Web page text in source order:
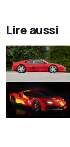
Lire aussi